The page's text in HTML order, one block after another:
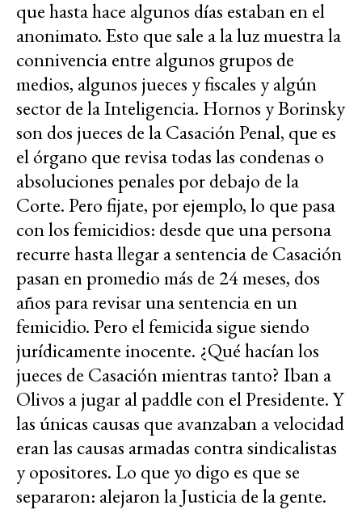
que hasta hace algunos días estaban en el
anonimato. Esto que sale a la luz muestra la
connivencia entre algunos grupos de
medios, algunos jueces y fiscales y algún
sector de la Inteligencia. Hornos y Borinsky
son dos jueces de la Casación Penal, que es
el órgano que revisa todas las condenas o
absoluciones penales por debajo de la
Corte. Pero fijate, por ejemplo, lo que pasa
con los femicidios: desde que una persona
recurre hasta llegar a sentencia de Casación
pasan en promedio más de 24 meses, dos
años para revisar una sentencia en un
femicidio. Pero el femicida sigue siendo
jurídicamente inocente. ¿Qué hacían los
jueces de Casación mientras tanto? Iban a
Olivos a jugar al paddle con el Presidente. Y
las únicas causas que avanzaban a velocidad
eran las causas armadas contra sindicalistas
y opositores. Lo que yo digo es que se
separaron: alejaron la Justicia de la gente.